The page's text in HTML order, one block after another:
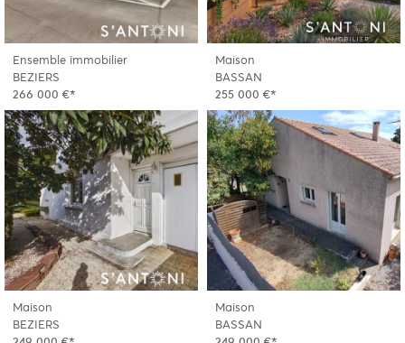
Ensemble immobilier
BEZIERS
266 000 €*
Maison
BASSAN
255 000 €*
Maison
BEZIERS
Maison
BASSAN